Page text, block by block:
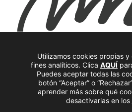
Carretera N-120,
26300 Nájera, La
941 363
Utilizamos cookies propias
fines analíticos. Clica AQUÍ
Puedes aceptar todas las
botón “Aceptar” o
aprender más sobre qué
desactivarlas en los